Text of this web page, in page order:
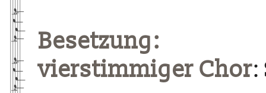
Besetzung:
vierstimmiger Chor: